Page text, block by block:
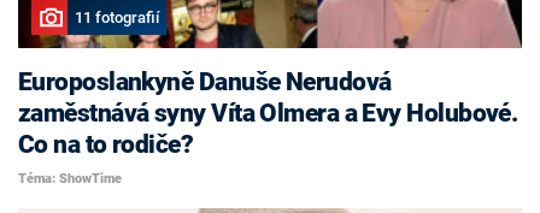
11 fotografií
Europoslankyně Danuše Nerudová
zaměstnává syny Víta Olmera a Evy Holubové.
Co na to rodiče?
Téma: ShowTime